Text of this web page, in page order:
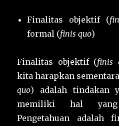
Finalitas objektif (
formal (finis quo)
Finalitas objektif (finis
kita harapkan
quo) adalah tindakan
memiliki hal
Pengetahuan adalah